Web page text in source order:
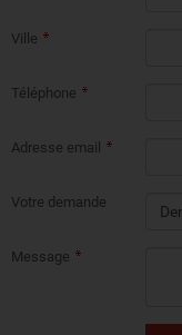
Ville
Téléphone
Adresse email
Votre demande
Message